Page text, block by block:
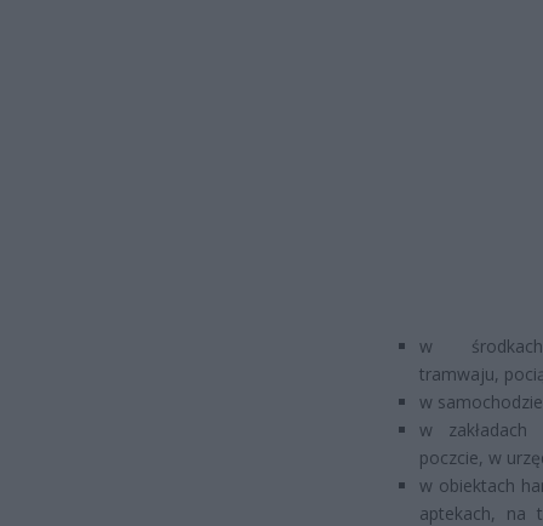
w
tramwaju,
w
w
poczcie, w
w obiektach
aptekach, na